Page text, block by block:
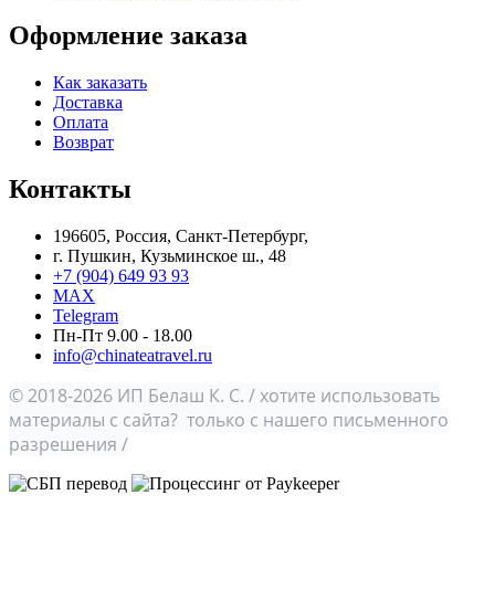
Оформление заказа
Как заказать
Доставка
Оплата
Возврат
Контакты
196605, Россия, Санкт-Петербург,
г. Пушкин, Кузьминское ш., 48
+7 (904) 649 93 93
MAX
Telegram
Пн-Пт 9.00 - 18.00
info@chinateatravel.ru
© 2018-2026 ИП Белаш К. С. / хотите использовать
материалы с сайта? только с нашего письменного
разрешения /